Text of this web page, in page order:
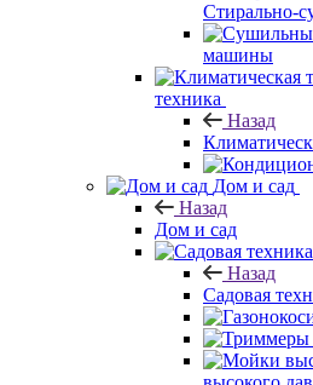
Стирально-
машины
техника
Назад
Дом и сад
Назад
Дом и сад
Назад
Садовая